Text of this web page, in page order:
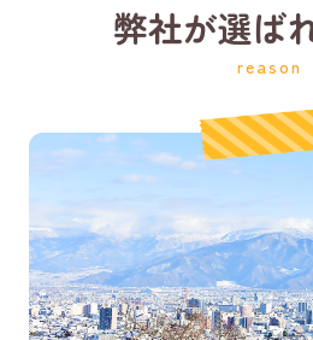
弊社が選ば
reason